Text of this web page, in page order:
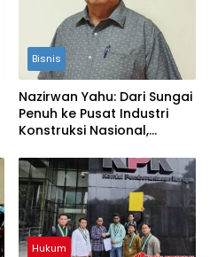
Bisnis
Nazirwan Yahu: Dari Sungai
Penuh ke Pusat Industri
Konstruksi Nasional,
Menyalakan Perusahaan
Hukum